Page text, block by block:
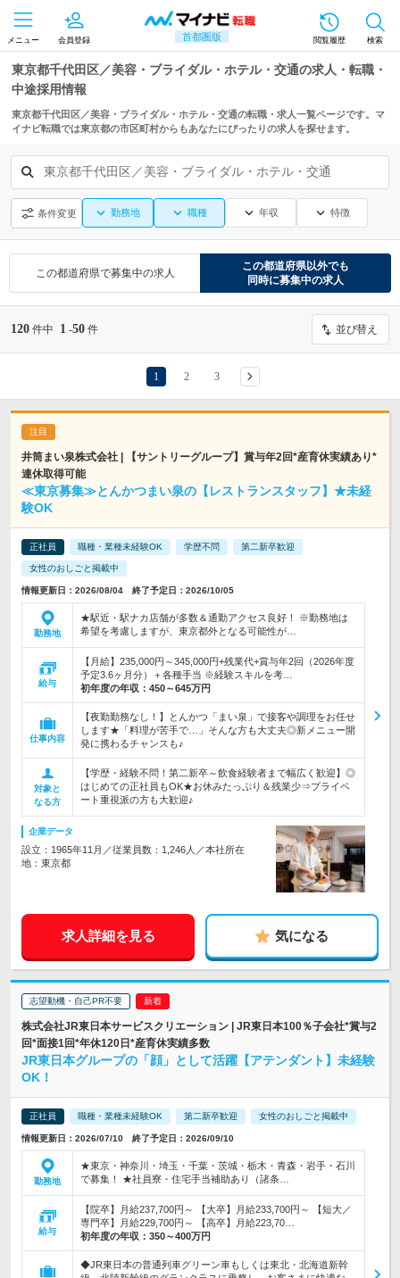
首都圏版
メニュー 会員登録 閲覧履歴 検索
東京都千代田区／美容・ブライダル・ホテル・交通の求人・転職・
中途採用情報
東京都千代田区／美容・ブライダル・ホテル・交通の転職・求人一覧ページです。マ
イナビ転職では東京都の市区町村からもあなたにぴったりの求人を探せます。
東京都千代田区／美容・ブライダル・ホテル・交通
条件変更 勤務地 職種 年収 特徴
この都道府県で募集中の求人
この都道府県以外でも
同時に募集中の求人
120 件中 1 -50 件 並び替え
1 2 3
井筒まい泉株式会社 | 【サントリーグループ】賞与年2回*産育休実績あり*
連休取得可能
≪東京募集≫とんかつまい泉の【レストランスタッフ】★未経
験OK
正社員 職種・業種未経験OK 学歴不問 第二新卒歓迎
女性のおしごと掲載中
情報更新日：2026/08/04 終了予定日：2026/10/05
勤務地
★駅近・駅ナカ店舗が多数＆通勤アクセス良好！ ※勤務地は
希望を考慮しますが、東京都外となる可能性が…
給与
【月給】235,000円～345,000円+残業代+賞与年2回（2026年度
予定3.6ヶ月分）＋各種手当 ※経験スキルを考…
初年度の年収： 450～645万円
仕事内容
【夜勤勤務なし！】とんかつ「まい泉」で接客や調理をお任せ
します★「料理が苦手で…」そんな方も大丈夫◎新メニュー開
発に携わるチャンスも♪
対象と
なる方
【学歴・経験不問！第二新卒～飲食経験者まで幅広く歓迎】◎
はじめての正社員もOK★お休みたっぷり＆残業少⇒プライベ
ート重視派の方も大歓迎♪
企業データ
設立：1965年11月／従業員数：1,246人／本社所在
地：東京都
求人詳細を見る 気になる
志望動機・自己PR不要
株式会社JR東日本サービスクリエーション | JR東日本100％子会社*賞与2
回*面接1回*年休120日*産育休実績多数
JR東日本グループの「顔」として活躍【アテンダント】未経験
OK！
正社員 職種・業種未経験OK 第二新卒歓迎 女性のおしごと掲載中
情報更新日：2026/07/10 終了予定日：2026/09/10
勤務地
★東京・神奈川・埼玉・千葉・茨城・栃木・青森・岩手・石川
で募集！ ★社員寮・住宅手当補助あり（諸条…
給与
【院卒】月給237,700円～ 【大卒】月給233,700円～ 【短大／
専門卒】月給229,700円～ 【高卒】月給223,70…
初年度の年収： 350～400万円
◆JR東日本の普通列車グリーン車もしくは東北・北海道新幹